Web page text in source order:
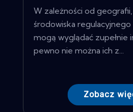
W zależności od
środowiska
mogą wyglądać zupełnie
pewno nie można ich z...
Zobacz